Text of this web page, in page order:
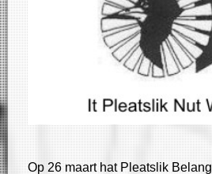
Op 26 maart hat Pleatslik Belang